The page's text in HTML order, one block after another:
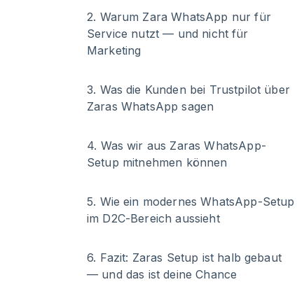
2. Warum Zara WhatsApp nur für
Service nutzt — und nicht für
Marketing
3. Was die Kunden bei Trustpilot über
Zaras WhatsApp sagen
4. Was wir aus Zaras WhatsApp-
Setup mitnehmen können
5. Wie ein modernes WhatsApp-Setup
im D2C-Bereich aussieht
6. Fazit: Zaras Setup ist halb gebaut
— und das ist deine Chance